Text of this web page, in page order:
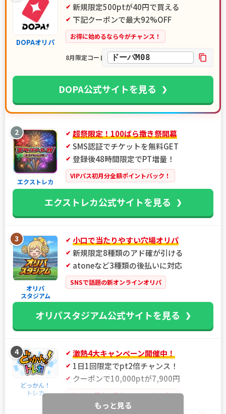
DOPAオリパ
新規限定500ptが40円で買える
下記クーポンで最大92%OFF
お得に始めるなら今がチャンス！
8月限定コード ドーパM08
DOPA公式サイトを見る
2
エクストレカ
超祭限定！100ばら撒き祭開幕
SMS認証でチケットを無料GET
登録後48時間限定でPT増量！
VIPパス初月分全額ポイントバック！
エクストレカ公式サイトを見る
3
オリパ
スタジアム
小口で当たりやすい穴場オリパ
新規限定8種類のアド確が引ける
atoneなど3種類の後払いに対応
SNSで話題の新オンラインオリパ
オリパスタジアム公式サイトを見る
4
どっかん！
トレカ
激熱4大キャンペーン開催中！
1日1回限定でpt2倍チャンス！
クーポンで10,000ptが7,900円
当サイト限定！最大21%OFFクーポン
もっと見る